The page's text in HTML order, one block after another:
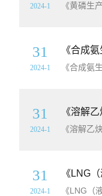
2024-1 《黄磷生
31
2024-1
《合成
《合成氨
31
2024-1
《溶解
《溶解乙
31
2024-1
《LNG（
《LNG（